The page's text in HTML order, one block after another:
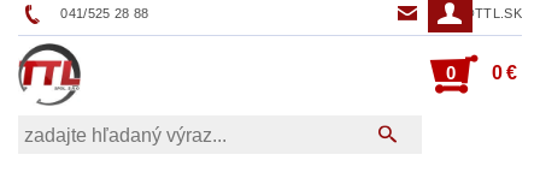
041/525 28 88 TTL@TTL.SK
0 0 €